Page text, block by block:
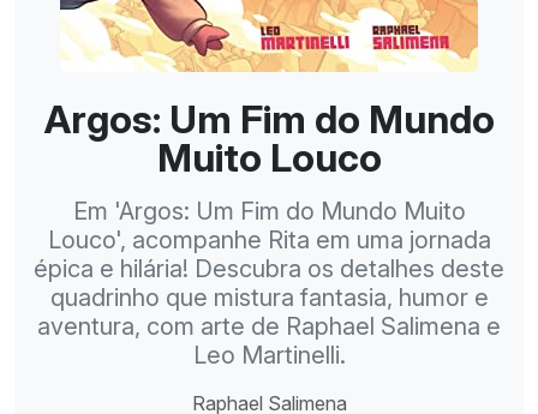
Argos: Um Fim do Mundo
Muito Louco
Em 'Argos: Um Fim do Mundo Muito
Louco', acompanhe Rita em uma jornada
épica e hilária! Descubra os detalhes deste
quadrinho que mistura fantasia, humor e
aventura, com arte de Raphael Salimena e
Leo Martinelli.
Raphael Salimena